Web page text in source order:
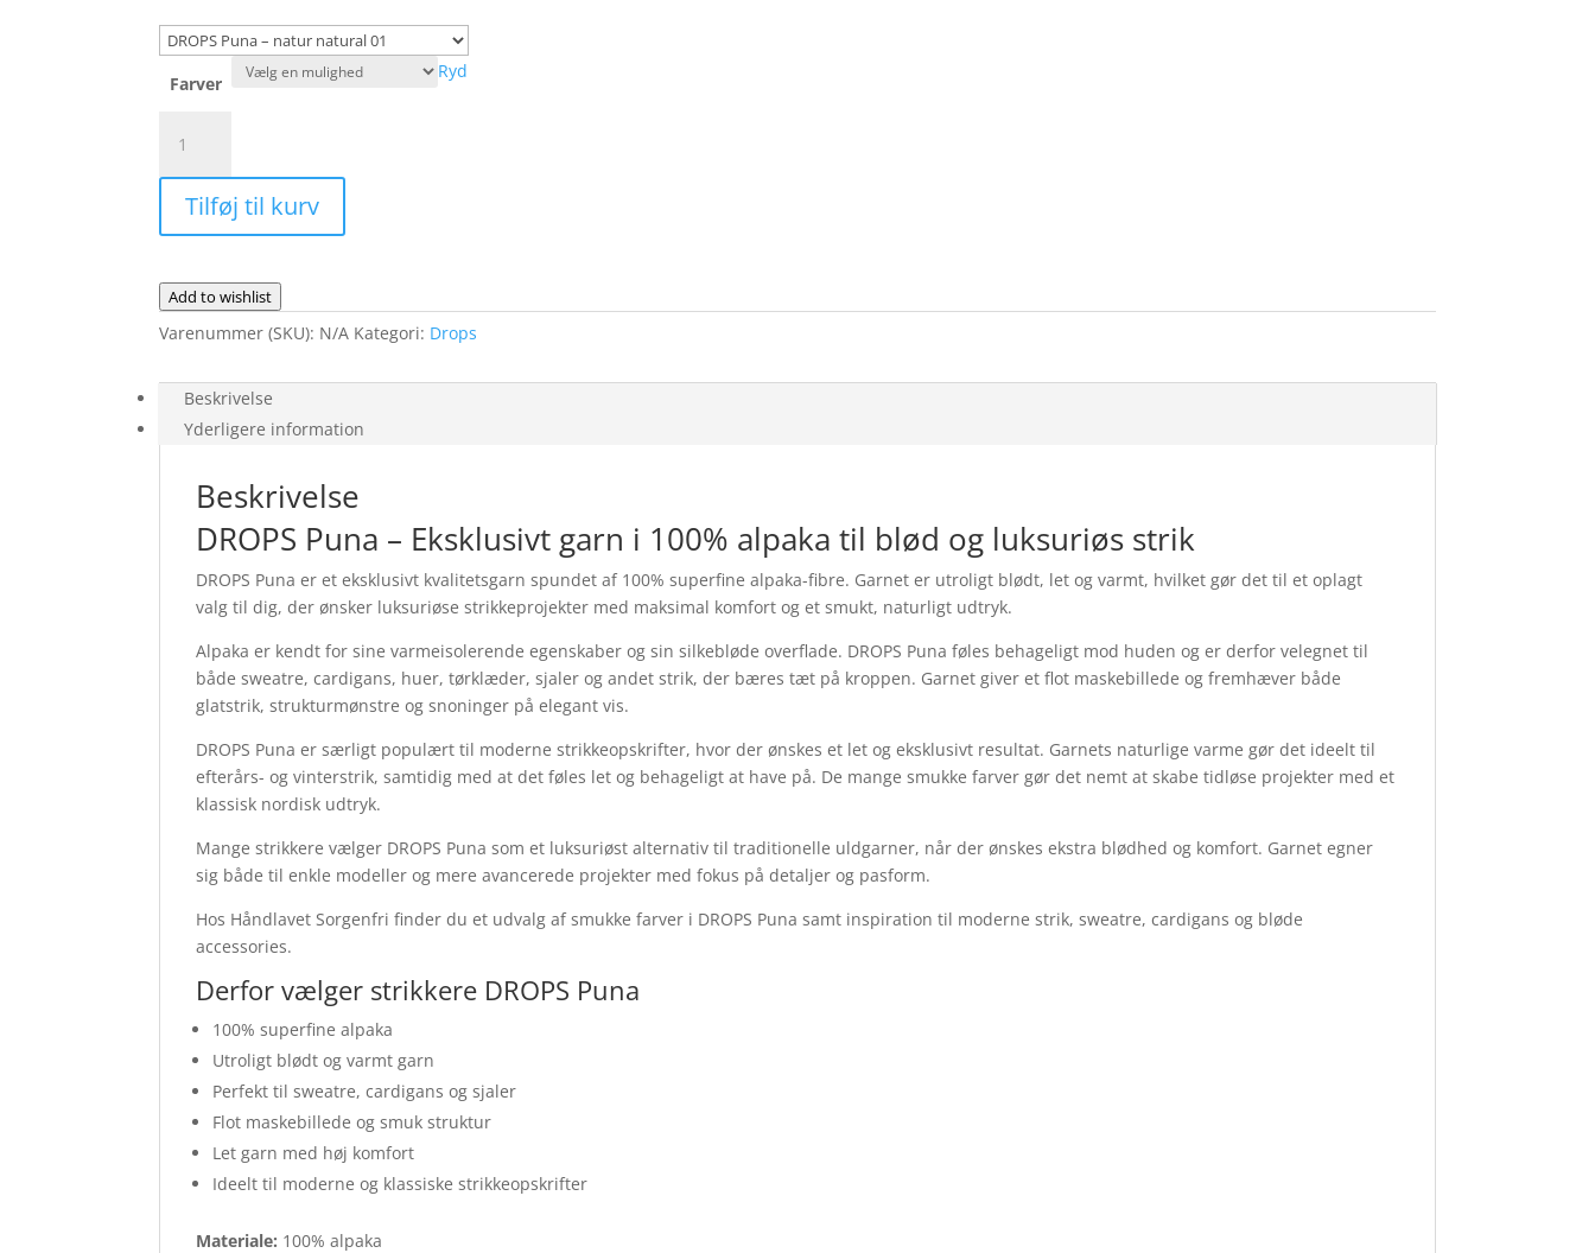
Farver
Ryd
Puna
antal
Tilføj til kurv
Add to wishlist
Varenummer (SKU): N/A Kategori: Drops
Beskrivelse
Yderligere information
Beskrivelse
DROPS Puna – Eksklusivt garn i 100% alpaka til blød og luksuriøs strik
DROPS Puna er et eksklusivt kvalitetsgarn spundet af 100% superfine alpaka-fibre. Garnet er utroligt blødt, let og varmt, hvilket gør det til et oplagt
valg til dig, der ønsker luksuriøse strikkeprojekter med maksimal komfort og et smukt, naturligt udtryk.
Alpaka er kendt for sine varmeisolerende egenskaber og sin silkebløde overflade. DROPS Puna føles behageligt mod huden og er derfor velegnet til
både sweatre, cardigans, huer, tørklæder, sjaler og andet strik, der bæres tæt på kroppen. Garnet giver et flot maskebillede og fremhæver både
glatstrik, strukturmønstre og snoninger på elegant vis.
DROPS Puna er særligt populært til moderne strikkeopskrifter, hvor der ønskes et let og eksklusivt resultat. Garnets naturlige varme gør det ideelt til
efterårs- og vinterstrik, samtidig med at det føles let og behageligt at have på. De mange smukke farver gør det nemt at skabe tidløse projekter med et
klassisk nordisk udtryk.
Mange strikkere vælger DROPS Puna som et luksuriøst alternativ til traditionelle uldgarner, når der ønskes ekstra blødhed og komfort. Garnet egner
sig både til enkle modeller og mere avancerede projekter med fokus på detaljer og pasform.
Hos Håndlavet Sorgenfri finder du et udvalg af smukke farver i DROPS Puna samt inspiration til moderne strik, sweatre, cardigans og bløde
accessories.
Derfor vælger strikkere DROPS Puna
100% superfine alpaka
Utroligt blødt og varmt garn
Perfekt til sweatre, cardigans og sjaler
Flot maskebillede og smuk struktur
Let garn med høj komfort
Ideelt til moderne og klassiske strikkeopskrifter
Materiale: 100% alpaka